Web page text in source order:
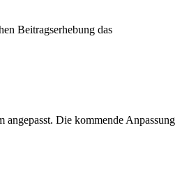
Beitragserhebung das
Die kommende Anpassung